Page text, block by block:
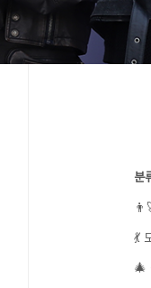
분
💃
🎄